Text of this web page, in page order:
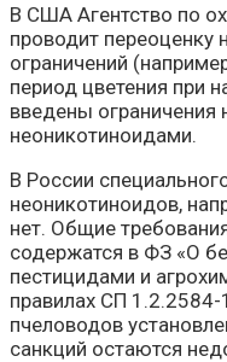
В США Агентство по
проводит переоценку
ограничений
период цветения при
введены ограничения
неоникотиноидами.
В России
неоникотиноидов,
нет. Общие
содержатся в ФЗ «О
пестицидами и
правилах СП
пчеловодов
санкций остаются